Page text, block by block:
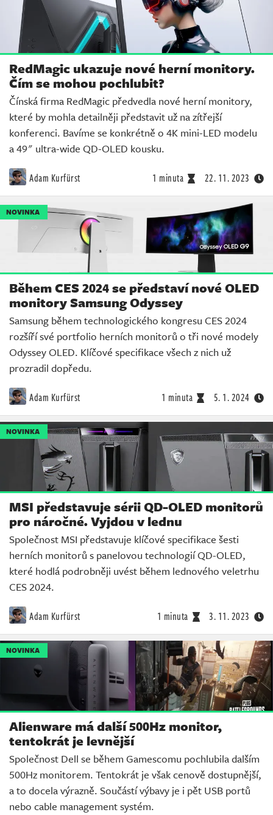
RedMagic ukazuje nové herní monitory.
Čím se mohou pochlubit?
Čínská firma RedMagic předvedla nové herní monitory,
které by mohla detailněji představit už na zítřejší
konferenci. Bavíme se konkrétně o 4K mini-LED modelu
a 49" ultra-wide QD-OLED kousku.
Adam Kurfürst 1 minuta 22. 11. 2023
NOVINKA
Během CES 2024 se představí nové OLED
monitory Samsung Odyssey
Samsung během technologického kongresu CES 2024
rozšíří své portfolio herních monitorů o tři nové modely
Odyssey OLED. Klíčové specifikace všech z nich už
prozradil dopředu.
Adam Kurfürst 1 minuta 5. 1. 2024
NOVINKA
MSI představuje sérii QD-OLED monitorů
pro náročné. Vyjdou v lednu
Společnost MSI představuje klíčové specifikace šesti
herních monitorů s panelovou technologií QD-OLED,
které hodlá podrobněji uvést během lednového veletrhu
CES 2024.
Adam Kurfürst 1 minuta 3. 11. 2023
NOVINKA
Alienware má další 500Hz monitor,
tentokrát je levnější
Společnost Dell se během Gamescomu pochlubila dalším
500Hz monitorem. Tentokrát je však cenově dostupnější,
a to docela výrazně. Součástí výbavy je i pět USB portů
nebo cable management systém.